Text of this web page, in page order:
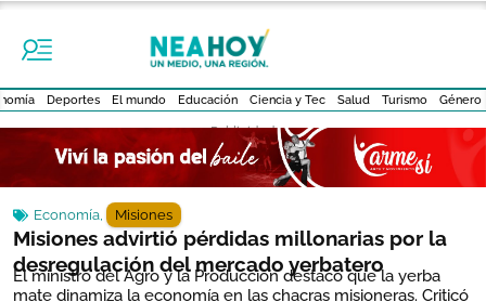
Deportes El mundo Educación Ciencia y Tec Salud Turismo Género
- Publicidad -
Economía, Misiones
Misiones advirtió pérdidas millonarias por la
desregulación del mercado yerbatero
El ministro del Agro y la Producción destacó que la yerba
mate dinamiza la economía en las chacras misioneras. Criticó